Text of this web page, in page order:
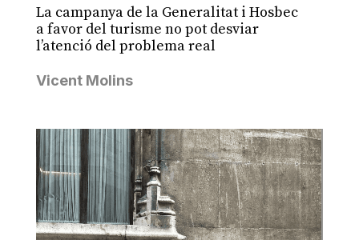
La campanya de la Generalitat i Hosbec
a favor del turisme no pot desviar
l’atenció del problema real
Vicent Molins